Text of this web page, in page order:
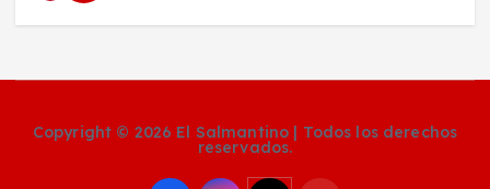
Copyright © 2026 El Salmantino | Todos los derechos
reservados.